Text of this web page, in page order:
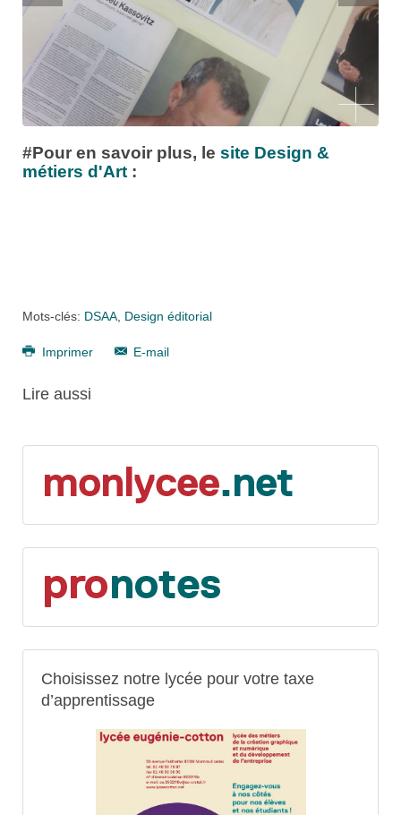
#Pour en savoir plus, le site Design &
métiers d'Art :
Mots-clés: DSAA Design éditorial
Imprimer E-mail
Lire aussi
Choisissez notre lycée pour votre taxe
d’apprentissage